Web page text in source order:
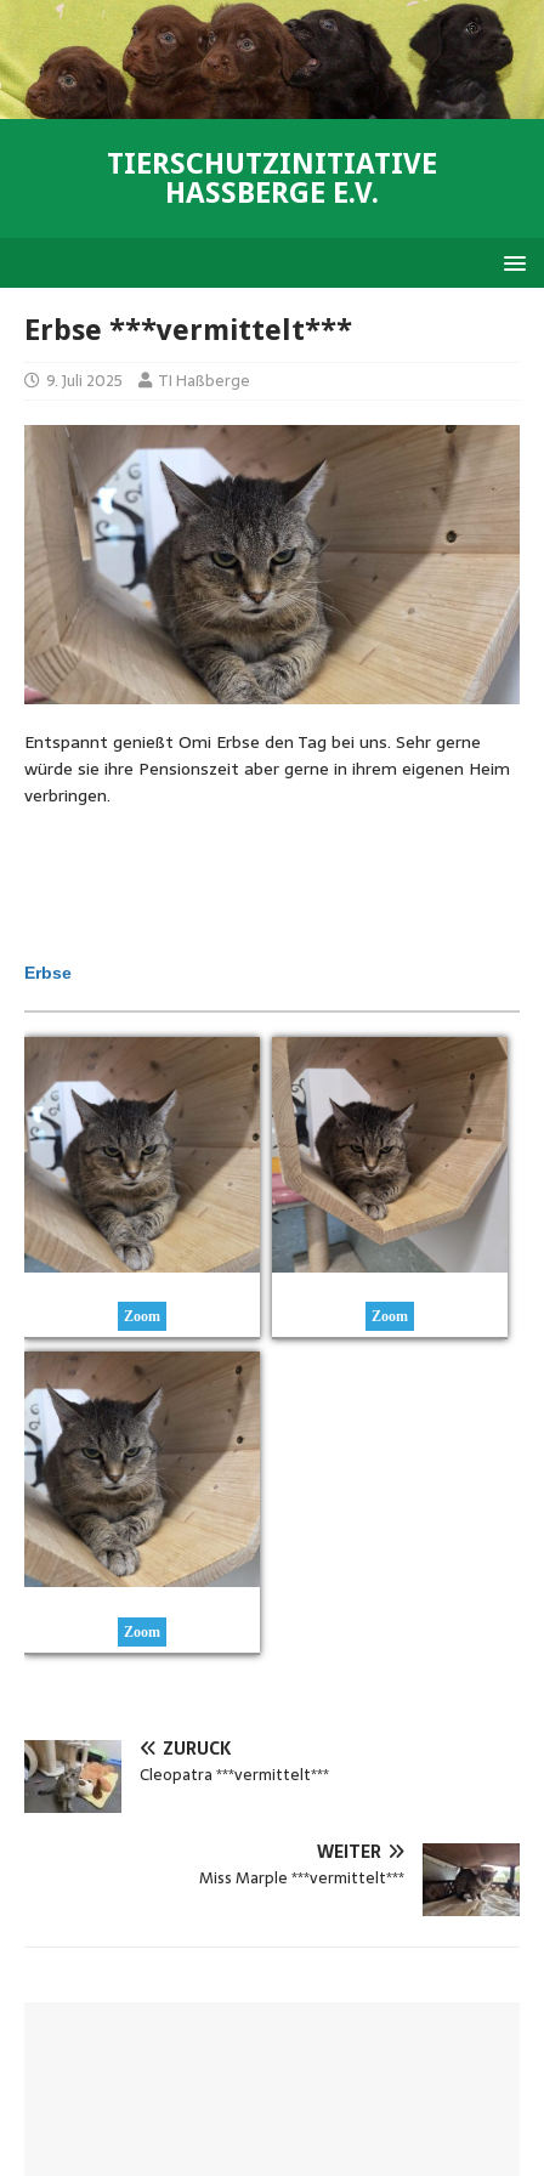
TIERSCHUTZINITIATIVE
HASSBERGE E.V.
Erbse ***vermittelt***
9. Juli 2025 TI Haßberge
Entspannt genießt Omi Erbse den Tag bei uns. Sehr gerne
würde sie ihre Pensionszeit aber gerne in ihrem eigenen Heim
verbringen.
Erbse
Zoom Zoom
Zoom
ZURÜCK
Cleopatra ***vermittelt***
WEITER
Miss Marple ***vermittelt***